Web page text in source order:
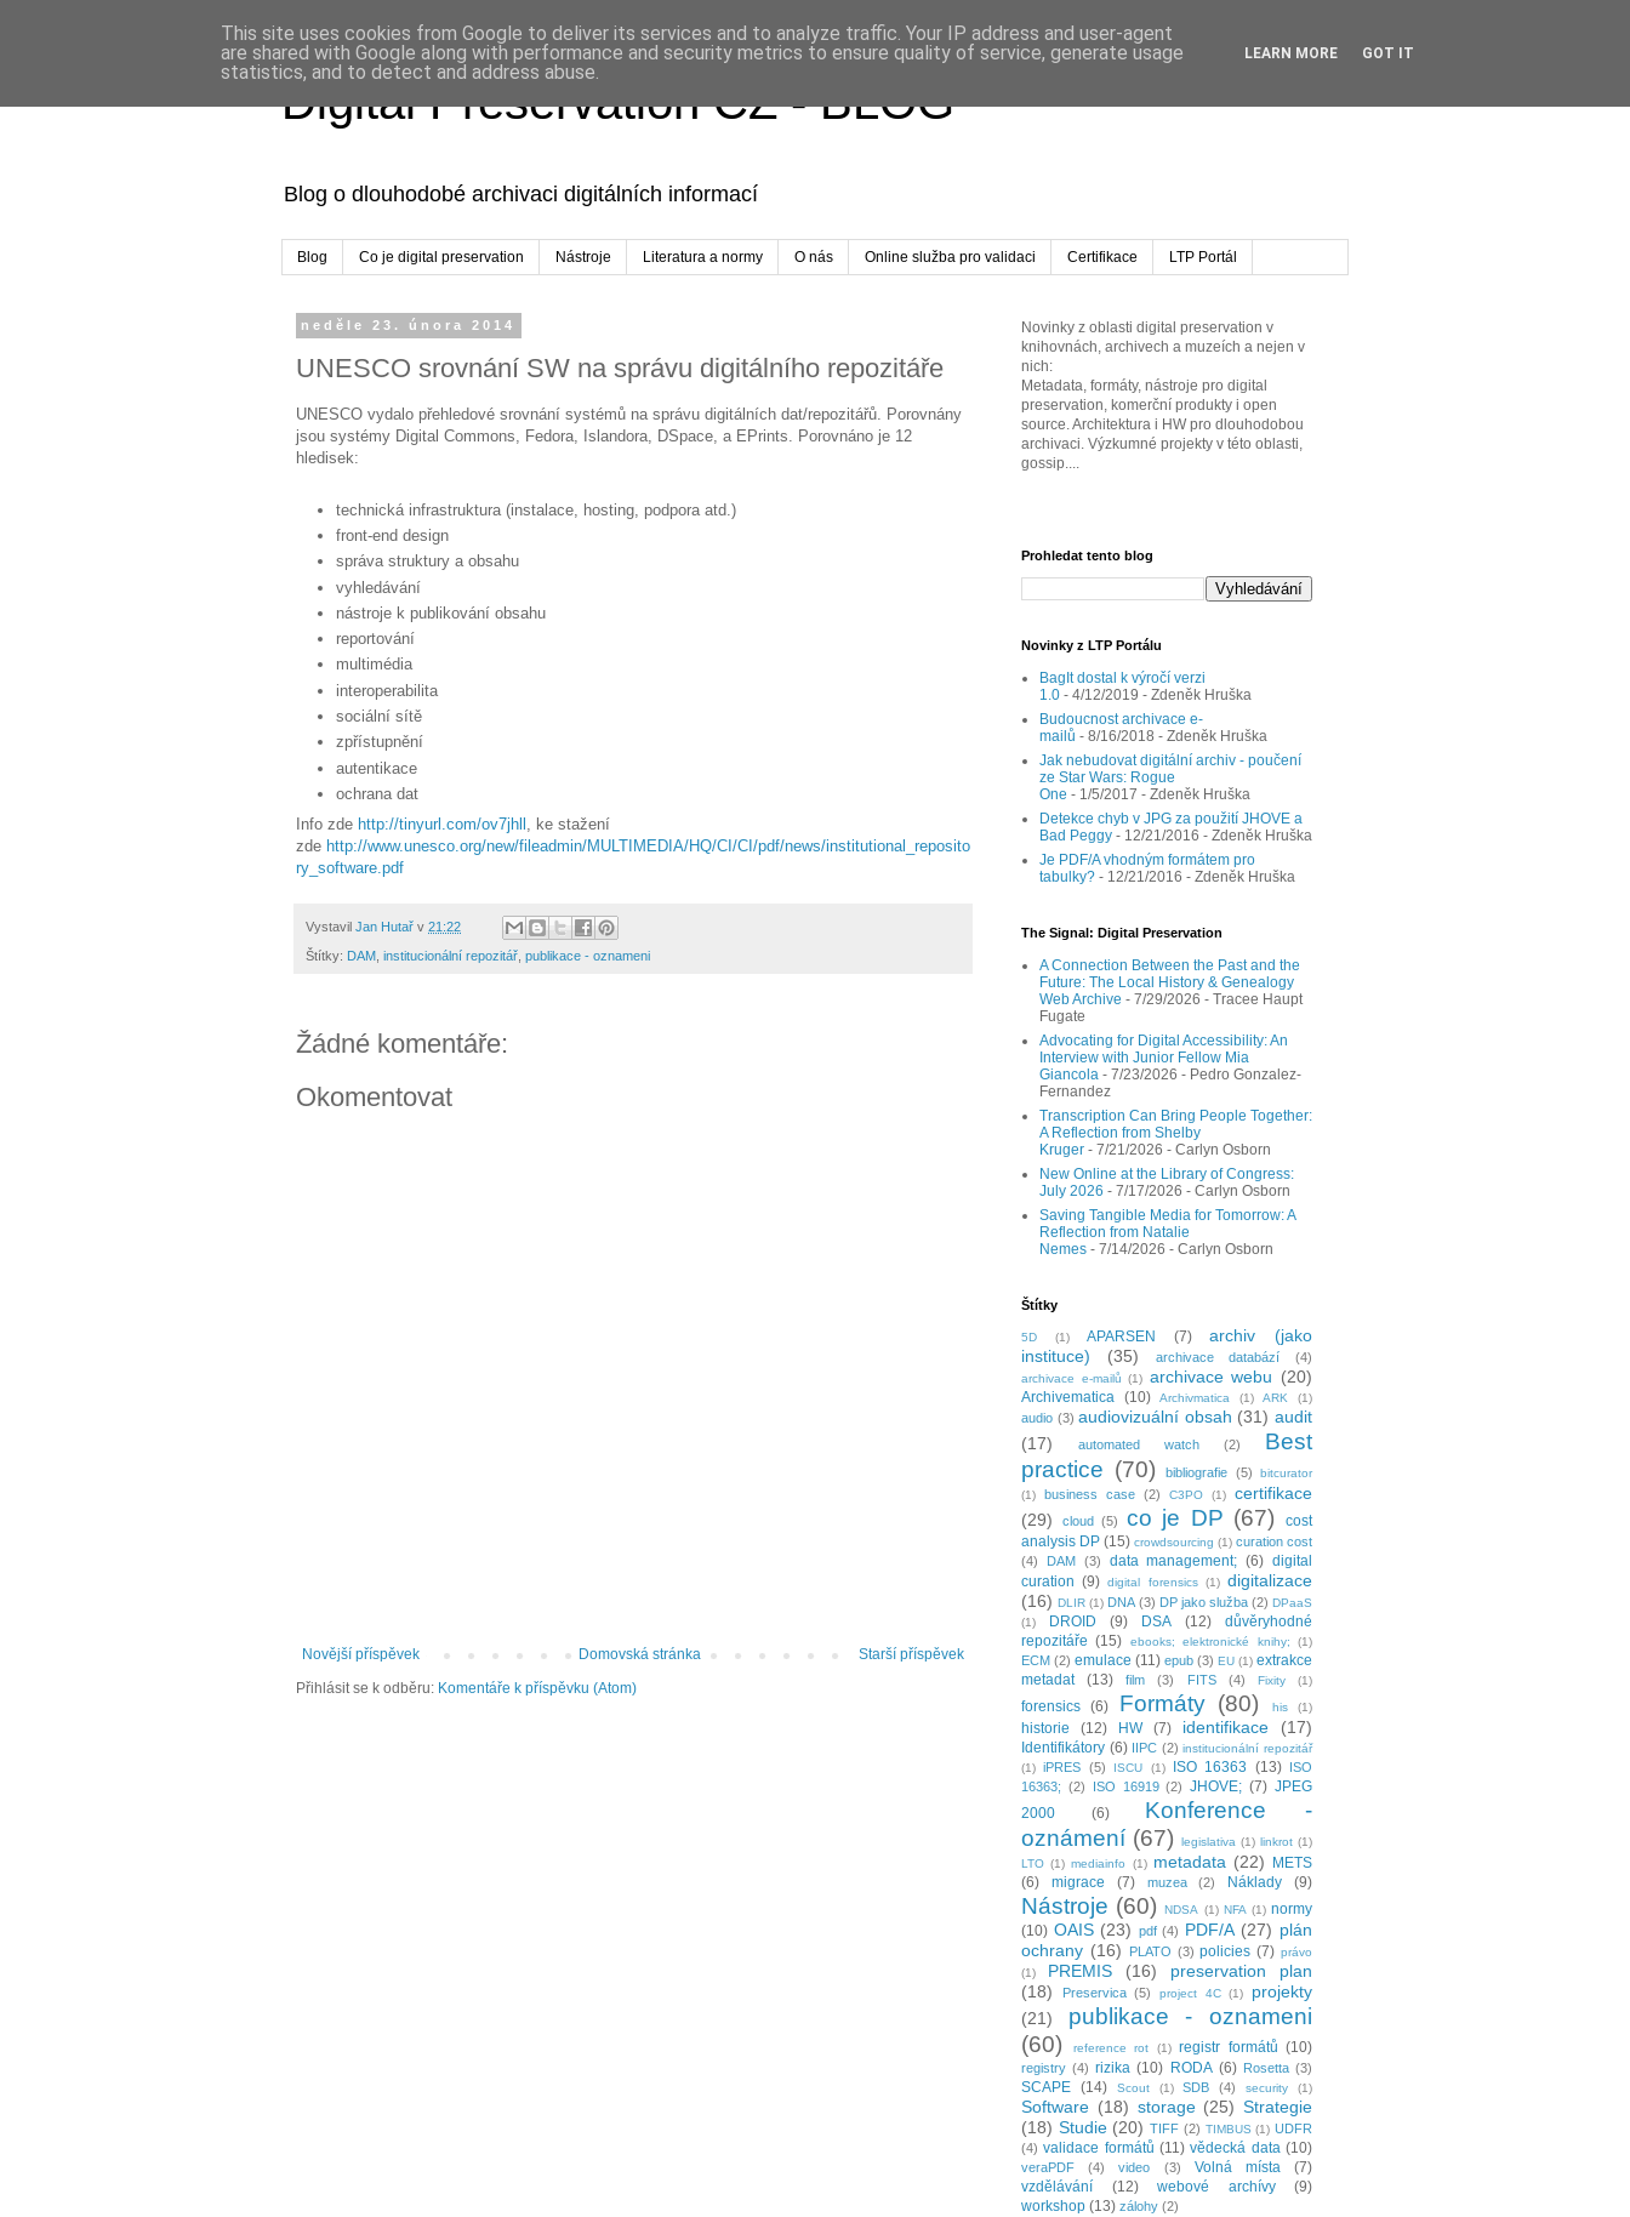
Digital Preservation CZ - BLOG
Blog o dlouhodobé archivaci digitálních informací
Blog Co je digital preservation Nástroje Literatura a normy O nás Online služba pro validaci Certifikace LTP Portál
neděle 23. února 2014
UNESCO srovnání SW na správu digitálního repozitáře
UNESCO vydalo přehledové srovnání systémů na správu digitálních dat/repozitářů. Porovnány
jsou systémy Digital Commons, Fedora, Islandora, DSpace, a EPrints. Porovnáno je 12
hledisek:
technická infrastruktura (instalace, hosting, podpora atd.)
front-end design
správa struktury a obsahu
vyhledávání
nástroje k publikování obsahu
reportování
multimédia
interoperabilita
sociální sítě
zpřístupnění
autentikace
ochrana dat
Info zde http://tinyurl.com/ov7jhll , ke stažení
zde http://www.unesco.org/new/fileadmin/MULTIMEDIA/HQ/CI/CI/pdf/news/institutional_reposito
ry_software.pdf
Vystavil Jan Hutař v 21:22
Štítky: DAM institucionální repozitář publikace - oznameni
Žádné komentáře:
Okomentovat
Novější příspěvek Starší příspěvek
Domovská stránka
Přihlásit se k odběru: Komentáře k příspěvku (Atom)
Novinky z oblasti digital preservation v
knihovnách, archivech a muzeích a nejen v
nich:
Metadata, formáty, nástroje pro digital
preservation, komerční produkty i open
source. Architektura i HW pro dlouhodobou
archivaci. Výzkumné projekty v této oblasti,
gossip....
Prohledat tento blog
Novinky z LTP Portálu
BagIt dostal k výročí verzi
1.0 - 4/12/2019 - Zdeněk Hruška
Budoucnost archivace e-
mailů - 8/16/2018 - Zdeněk Hruška
Jak nebudovat digitální archiv - poučení
ze Star Wars: Rogue
One - 1/5/2017 - Zdeněk Hruška
Detekce chyb v JPG za použití JHOVE a
Bad Peggy - 12/21/2016 - Zdeněk Hruška
Je PDF/A vhodným formátem pro
tabulky? - 12/21/2016 - Zdeněk Hruška
The Signal: Digital Preservation
A Connection Between the Past and the
Future: The Local History & Genealogy
Web Archive - 7/29/2026 - Tracee Haupt
Fugate
Advocating for Digital Accessibility: An
Interview with Junior Fellow Mia
Giancola - 7/23/2026 - Pedro Gonzalez-
Fernandez
Transcription Can Bring People Together:
A Reflection from Shelby
Kruger - 7/21/2026 - Carlyn Osborn
New Online at the Library of Congress:
July 2026 - 7/17/2026 - Carlyn Osborn
Saving Tangible Media for Tomorrow: A
Reflection from Natalie
Nemes - 7/14/2026 - Carlyn Osborn
Štítky
5D (1) APARSEN (7)
archiv (jako
instituce)
(35) archivace databází (4)
archivace e-mailů (1) archivace webu (20)
Archivematica (10) Archivmatica (1) ARK (1)
audio (3) audiovizuální obsah (31) audit
(17)
automated watch (2)
Best
practice (70) bibliografie (5)
bitcurator
(1)
business case (2) C3PO (1)
certifikace
(29)
cloud (5) co je DP (67)
cost
analysis DP (15) crowdsourcing (1) curation cost
(4)
DAM (3) data management; (6) digital
curation (9) digital forensics (1) digitalizace
(16) DLIR (1) DNA (3) DP jako služba (2) DPaaS
(1)
DROID (9) DSA (12)
důvěryhodné
repozitáře (15) ebooks; elektronické knihy; (1)
ECM (2) emulace (11) epub (3) EU (1) extrakce
metadat
(13) film (3) FITS (4) Fixity (1)
forensics (6) Formáty (80) his (1)
historie (12) HW (7) identifikace (17)
Identifikátory (6) IIPC (2) institucionální repozitář
(1) iPRES (5) ISCU (1) ISO 16363 (13)
ISO
16363; (2) ISO 16919 (2) JHOVE; (7) JPEG
2000
(6)
Konference -
oznámení (67) legislativa (1) linkrot (1)
LTO (1) mediainfo (1) metadata (22)
METS
(6)
migrace (7) muzea (2) Náklady (9)
Nástroje (60) NDSA (1) NFA (1) normy
(10) OAIS (23) pdf (4) PDF/A (27) plán
ochrany (16) PLATO (3) policies (7) právo
(1)
PREMIS (16)
preservation plan
(18)
Preservica (5) project 4C (1)
projekty
(21)
publikace - oznameni
(60)
reference rot (1) registr formátů (10)
registry (4) rizika (10) RODA (6) Rosetta (3)
SCAPE (14) Scout (1) SDB (4) security (1)
Software (18) storage (25) Strategie
(18) Studie (20) TIFF (2) TIMBUS (1) UDFR
(4) validace formátů (11) vědecká data (10)
veraPDF (4) video (3) Volná místa
(7)
vzdělávání
(12) webové archívy
(9)
workshop (13) zálohy (2)
This site uses cookies from Google to deliver its services and to analyze traffic. Your IP address and user-agent
are shared with Google along with performance and security metrics to ensure quality of service, generate usage
statistics, and to detect and address abuse.
LEARN MORE GOT IT